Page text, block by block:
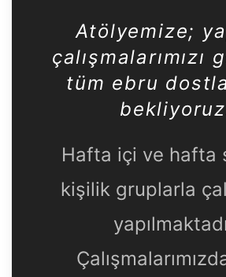
Atölyemize;
çalışmalarımızı
tüm ebru
Hafta içi ve hafta
kişilik gruplarla